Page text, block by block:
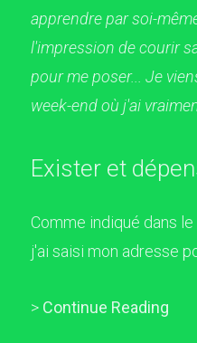
apprendre par soi-
l'impression de courir
pour me poser... Je
week-end où j'ai
Exister et
Comme indiqué dans
j'ai saisi mon adresse
> Continue Reading